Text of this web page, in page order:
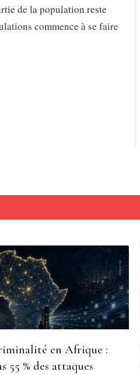
de la population reste
commence à se faire
en Afrique :
55 % des attaques